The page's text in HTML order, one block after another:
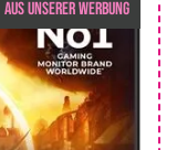
AUS UNSERER WERBUNG